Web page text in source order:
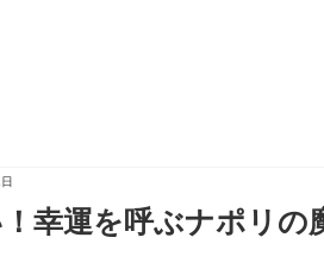
幸運を呼ぶナポリ